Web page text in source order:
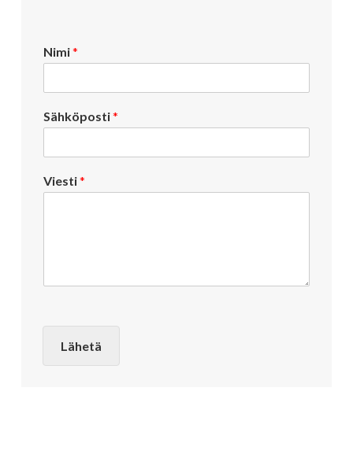
Nimi*
Sähköposti*
Viesti*
Lähetä